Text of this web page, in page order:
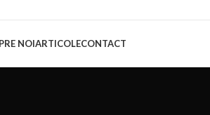
NOIARTICOLECONTACT